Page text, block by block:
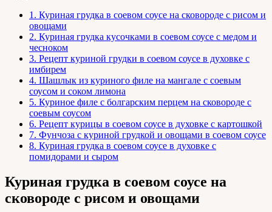
1. Куриная грудка в соевом соусе на сковороде с рисом и
овощами
2. Куриная грудка кусочками в соевом соусе с медом и
чесноком
3. Рецепт куриной грудки в соевом соусе в духовке с
имбирем
4. Шашлык из куриного филе на мангале с соевым
соусом и соком лимона
5. Куриное филе с болгарским перцем на сковороде с
соевым соусом
6. Рецепт курицы в соевом соусе в духовке с картошкой
7. Фунчоза с куриной грудкой и овощами в соевом соусе
8. Куриная грудка в соевом соусе в духовке с
помидорами и сыром
Куриная грудка в соевом соусе на
сковороде с рисом и овощами